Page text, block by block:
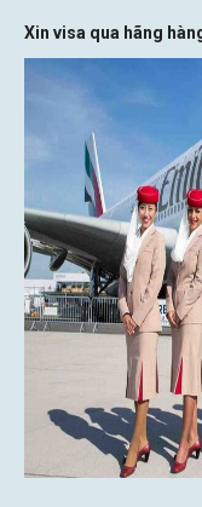
Xin visa qua hãng